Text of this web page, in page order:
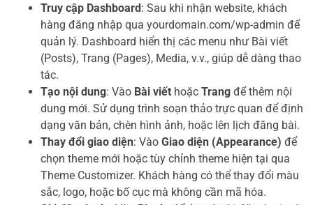
Truy cập Dashboard : Sau khi nhận website, khách
hàng đăng nhập qua yourdomain.com/wp-admin để
quản lý. Dashboard hiển thị các menu như Bài viết
(Posts), Trang (Pages), Media, v.v., giúp dễ dàng thao
tác.
Tạo nội dung: Vào Bài viết hoặc Trang để thêm nội
dung mới. Sử dụng trình soạn thảo trực quan để định
dạng văn bản, chèn hình ảnh, hoặc lên lịch đăng bài.
Thay đổi giao diện: Vào Giao diện (Appearance) để
chọn theme mới hoặc tùy chỉnh theme hiện tại qua
Theme Customizer. Khách hàng có thể thay đổi màu
sắc, logo, hoặc bố cục mà không cần mã hóa.